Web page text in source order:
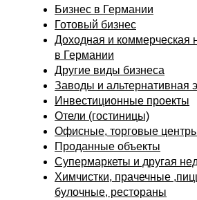
Бизнес в Германии
Готовый бизнес
Доходная и коммерческая
в Германии
Другие виды бизнеса
Заводы и альтернативная
Инвестиционные проекты
Отели (гостиницы)
Офисные, торговые
Проданные объекты
Супермаркеты и другая
Химчистки, прачечные
булочные, рестораны